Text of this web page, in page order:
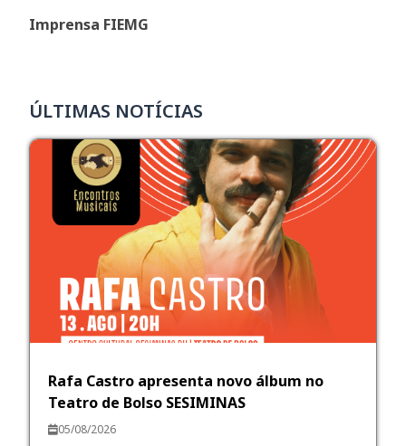
Imprensa FIEMG
ÚLTIMAS NOTÍCIAS
Rafa Castro apresenta novo álbum no
Teatro de Bolso SESIMINAS
05/08/2026